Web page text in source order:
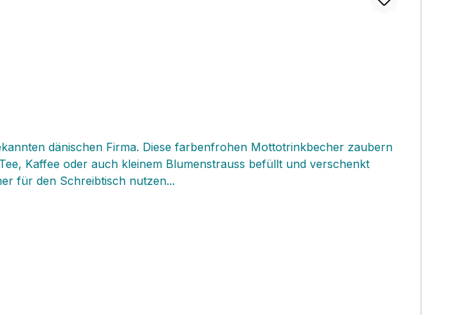
dänischen Firma. Diese farbenfrohen Mottotrinkbecher zaubern
Kaffee oder auch kleinem Blumenstrauss befüllt und verschenkt
für den Schreibtisch nutzen...